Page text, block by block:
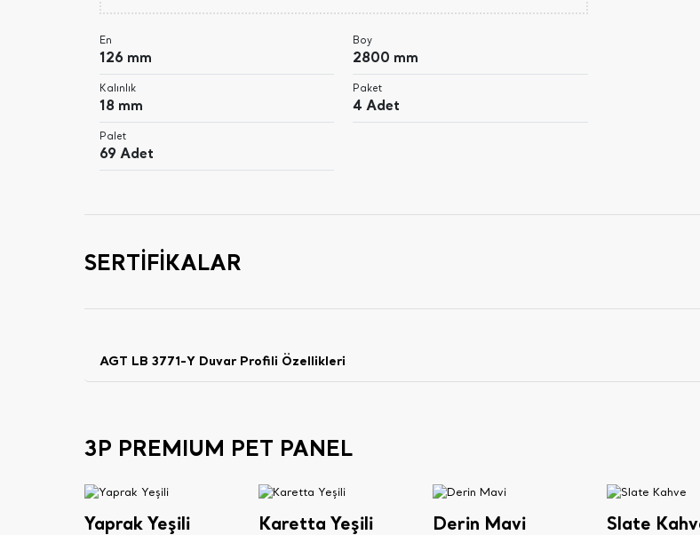
En
126 mm
Kalınlık
18 mm
Palet
69 Adet
Boy
2800 mm
Paket
4 Adet
SERTİFİKALAR
AGT LB 3771-Y Duvar Profili Özellikleri
3P PREMIUM PET PANEL
Yaprak Yeşili Karetta Yeşili Derin Mavi Slate